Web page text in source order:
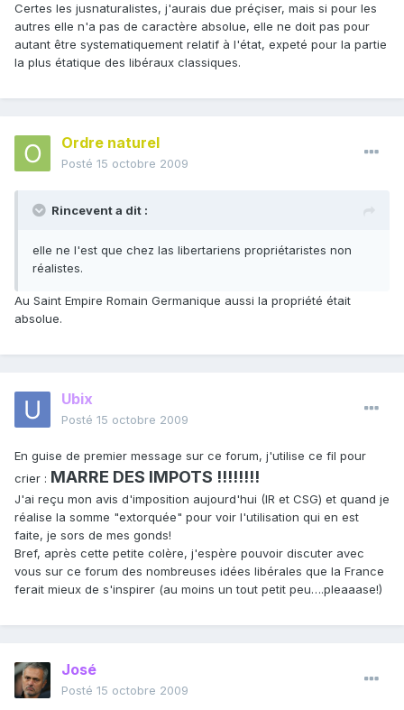
Certes les jusnaturalistes, j'aurais due préçiser, mais si pour les
autres elle n'a pas de caractère absolue, elle ne doit pas pour
autant être systematiquement relatif à l'état, expeté pour la partie
la plus étatique des libéraux classiques.
Ordre naturel
Posté 15 octobre 2009
Rincevent a dit :
elle ne l'est que chez las libertariens propriétaristes non
réalistes.
Au Saint Empire Romain Germanique aussi la propriété était
absolue.
Ubix
Posté 15 octobre 2009
En guise de premier message sur ce forum, j'utilise ce fil pour
crier : MARRE DES IMPOTS !!!!!!!!
J'ai reçu mon avis d'imposition aujourd'hui (IR et CSG) et quand je
réalise la somme "extorquée" pour voir l'utilisation qui en est
faite, je sors de mes gonds!
Bref, après cette petite colère, j'espère pouvoir discuter avec
vous sur ce forum des nombreuses idées libérales que la France
ferait mieux de s'inspirer (au moins un tout petit peu….pleaaase!)
José
Posté 15 octobre 2009